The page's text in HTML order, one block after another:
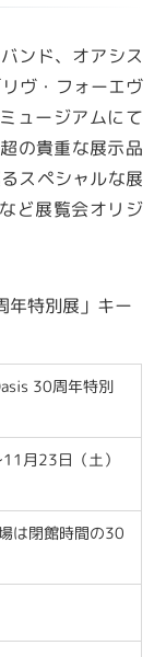
ンド、オアシス
ヴ・フォーエヴ
ュージアムにて
の貴重な展示品
スペシャルな展
ど展覧会オリジ
30周年特別
月23日（土）
は閉館時間の30